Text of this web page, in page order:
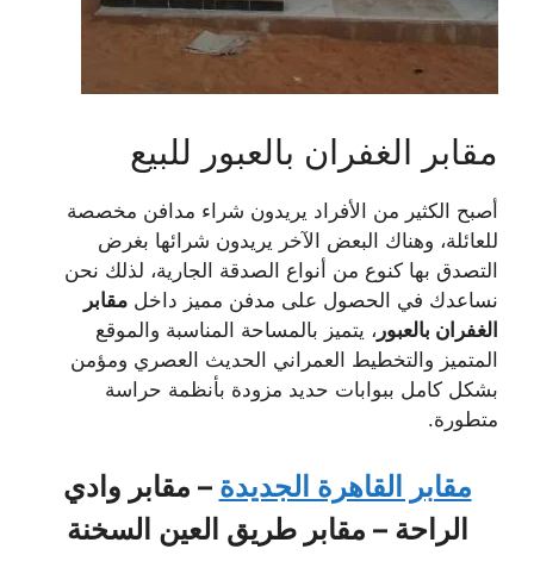
مقابر الغفران بالعبور للبيع
أصبح الكثير من الأفراد يريدون شراء مدافن مخصصة
للعائلة، وهناك البعض الآخر يريدون شرائها بغرض
التصدق بها كنوع من أنواع الصدقة الجارية، لذلك نحن
نساعدك في الحصول على مدفن مميز داخل مقابر
الغفران بالعبور ، يتميز بالمساحة المناسبة والموقع
المتميز والتخطيط العمراني الحديث العصري ومؤمن
بشكل كامل ببوابات حديد مزودة بأنظمة حراسة
متطورة.
مقابر القاهرة الجديدة – مقابر وادي
الراحة – مقابر طريق العين السخنة